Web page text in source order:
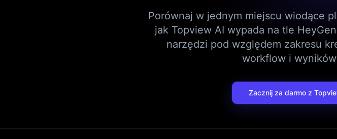
Porównaj w jednym miejscu wiodące
jak Topview AI wypada na tle
narzędzi pod względem zakresu
workflow i
Zacznij za darmo z